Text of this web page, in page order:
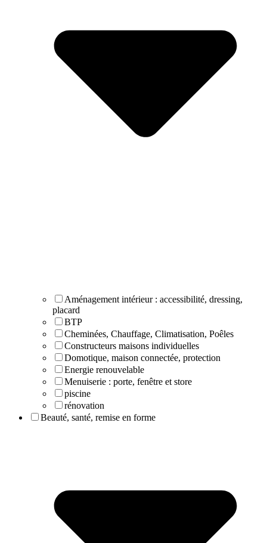
Aménagement intérieur : accessibilité, dressing,
placard
BTP
Cheminées, Chauffage, Climatisation, Poêles
Constructeurs maisons individuelles
Domotique, maison connectée, protection
Energie renouvelable
Menuiserie : porte, fenêtre et store
piscine
rénovation
Beauté, santé, remise en forme